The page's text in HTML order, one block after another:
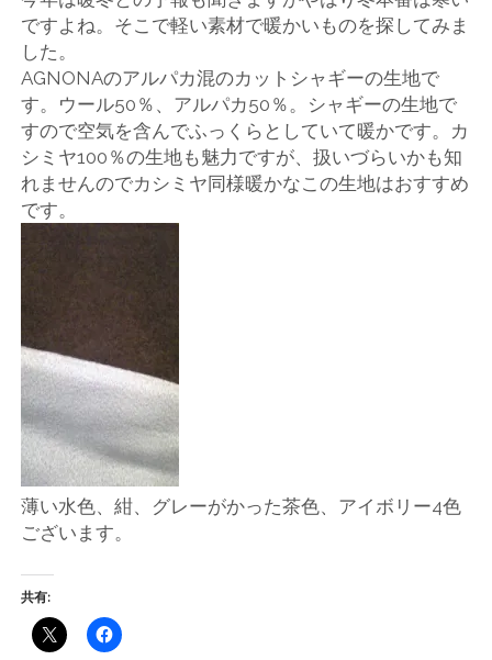
地
ア
ク
ー
ト
ですよね。そこで軽い素材で暖かいものを探してみま
した。
AGNONAのアルパカ混のカットシャギーの生地で
す。ウール50％、アルパカ50％。シャギーの生地で
すので空気を含んでふっくらとしていて暖かです。カ
シミヤ100％の生地も魅力ですが、扱いづらいかも知
れませんのでカシミヤ同様暖かなこの生地はおすすめ
です。
薄い水色、紺、グレーがかった茶色、アイボリー4色
ございます。
共有: